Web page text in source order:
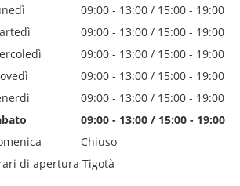
09:00 - 13:00 / 15:00 - 19:00
09:00 - 13:00 / 15:00 - 19:00
09:00 - 13:00 / 15:00 - 19:00
09:00 - 13:00 / 15:00 - 19:00
09:00 - 13:00 / 15:00 - 19:00
09:00 - 13:00 / 15:00 - 19:00
Chiuso
di apertura Tigotà